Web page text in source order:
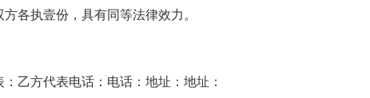
执壹份，具有同等法律效力。
方代表电话：电话：地址：地址：